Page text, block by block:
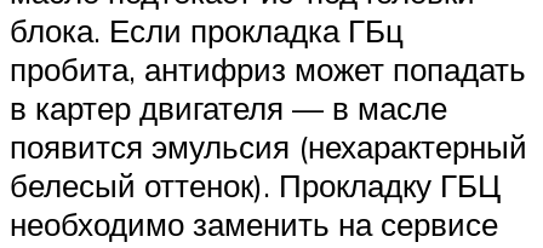
блока. Если прокладка ГБц
пробита, антифриз может попадать
в картер двигателя — в масле
появится эмульсия (нехарактерный
белесый оттенок). Прокладку ГБЦ
необходимо заменить на сервисе